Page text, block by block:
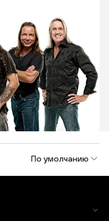
По умолчанию